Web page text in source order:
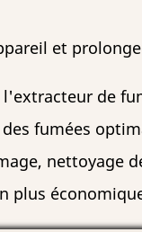
et
de
fumées
nettoyage
plus